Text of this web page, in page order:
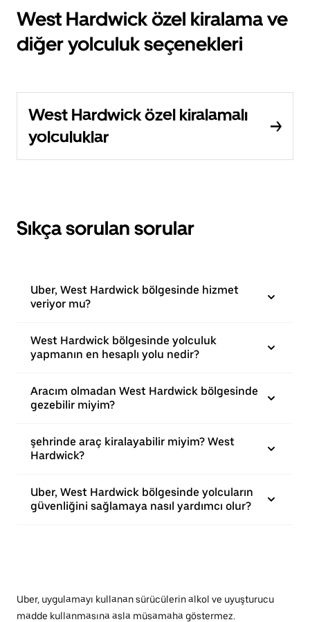
West Hardwick özel kiralama ve
diğer yolculuk seçenekleri
West Hardwick özel kiralamalı
yolculuklar
Sıkça sorulan sorular
Uber, West Hardwick bölgesinde hizmet
veriyor mu?
West Hardwick bölgesinde yolculuk
yapmanın en hesaplı yolu nedir?
Aracım olmadan West Hardwick bölgesinde
gezebilir miyim?
şehrinde araç kiralayabilir miyim? West
Hardwick?
Uber, West Hardwick bölgesinde yolcuların
güvenliğini sağlamaya nasıl yardımcı olur?
Uber, uygulamayı kullanan sürücülerin alkol ve uyuşturucu
madde kullanmasına asla müsamaha göstermez.